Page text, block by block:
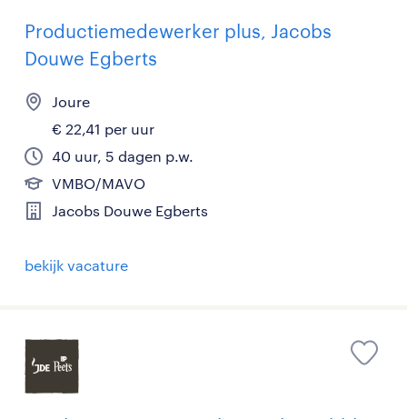
Productiemedewerker plus, Jacobs
Douwe Egberts
Joure
€ 22,41 per uur
40 uur, 5 dagen p.w.
VMBO/MAVO
Jacobs Douwe Egberts
bekijk vacature